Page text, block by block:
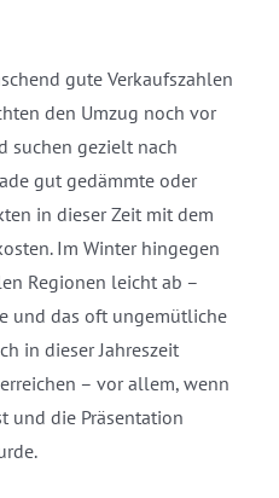
gute Verkaufszahlen
den Umzug noch vor
suchen gezielt nach
gut gedämmte oder
in dieser Zeit mit dem
Im Winter hingegen
Regionen leicht ab –
und das oft ungemütliche
in dieser Jahreszeit
– vor allem, wenn
und die Präsentation